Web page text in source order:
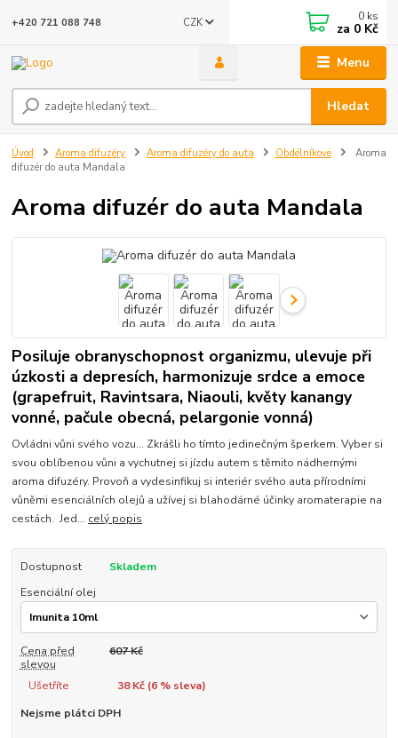
Menu
CZK
Hledat
+420 721 088 748 0 ks
za 0 Kč
Úvod Aroma difuzéry Aroma difuzéry do auta Obdélníkové
Aroma
difuzér do auta Mandala
Aroma difuzér do auta Mandala
Posiluje obranyschopnost organizmu, ulevuje při
úzkosti a depresích, harmonizuje srdce a emoce
(grapefruit, Ravintsara, Niaouli, květy kanangy
vonné, pačule obecná, pelargonie vonná)
Ovládni vůni svého vozu... Zkrášli ho tímto jedinečným šperkem. Vyber si
svou oblíbenou vůni a vychutnej si jízdu autem s těmito nádhernými
aroma difuzéry. Provoň a vydesinfikuj si interiér svého auta přírodními
vůněmi esenciálních olejů a užívej si blahodárné účinky aromaterapie na
cestách. Jed... celý popis
Dostupnost
Skladem
Esenciální olej
Cena před
slevou
607 Kč
Ušetříte 38 Kč (6% sleva)
Nejsme plátci DPH